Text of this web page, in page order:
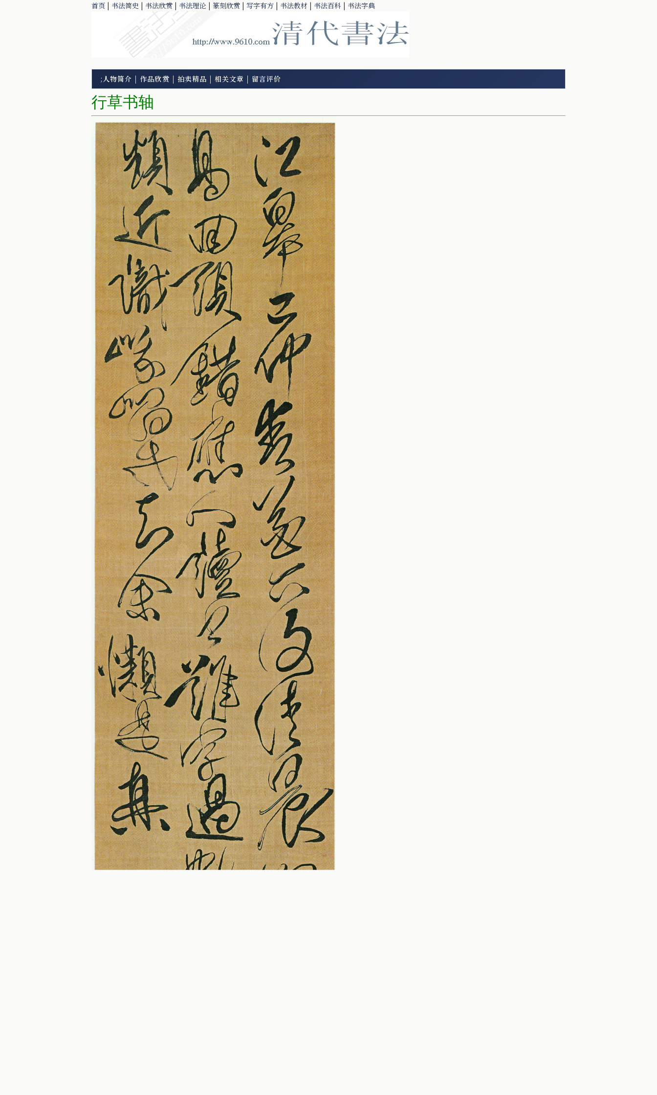
首页 | 书法简史 | 书法欣赏 | 书法理论 | 篆刻欣赏 | 写字有方 | 书法教材 | 书法百科 | 书法字典
; 人物简介 | 作品欣赏 | 拍卖精品 | 相关文章 | 留言评价
行草书轴